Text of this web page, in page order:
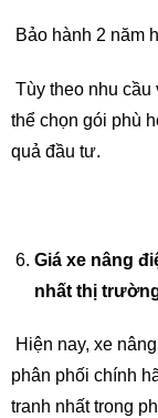
Bảo hành 2 năm
Tùy theo nhu cầu
thể chọn gói phù
quả đầu tư.
Giá xe nâng
nhất thị
Hiện nay, xe
phân phối chính
tranh nhất trong